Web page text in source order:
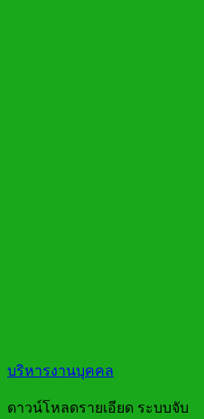
บริหารงานบุคคล
ดาวน์โหลดรายเอียด ระบบจับ